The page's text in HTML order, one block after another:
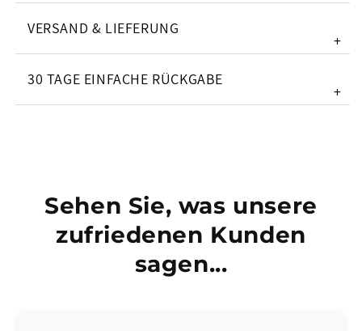
VERSAND & LIEFERUNG
+
30 TAGE EINFACHE RÜCKGABE
+
Sehen Sie, was unsere
zufriedenen Kunden
sagen...